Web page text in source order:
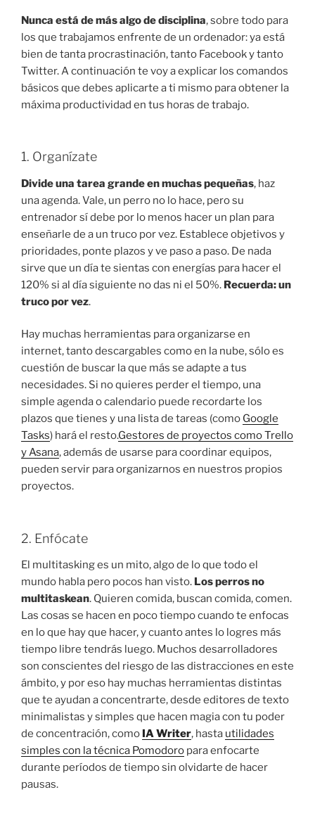
Nunca está de más algo de disciplina, sobre todo para
los que trabajamos enfrente de un ordenador: ya está
bien de tanta procrastinación, tanto Facebook y tanto
Twitter. A continuación te voy a explicar los comandos
básicos que debes aplicarte a ti mismo para obtener la
máxima productividad en tus horas de trabajo.
1. Organízate
Divide una tarea grande en muchas pequeñas, haz
una agenda. Vale, un perro no lo hace, pero su
entrenador sí debe por lo menos hacer un plan para
enseñarle de a un truco por vez. Establece objetivos y
prioridades, ponte plazos y ve paso a paso. De nada
sirve que un día te sientas con energías para hacer el
120% si al día siguiente no das ni el 50%. Recuerda: un
truco por vez.
Hay muchas herramientas para organizarse en
internet, tanto descargables como en la nube, sólo es
cuestión de buscar la que más se adapte a tus
necesidades. Si no quieres perder el tiempo, una
simple agenda o calendario puede recordarte los
plazos que tienes y una lista de tareas (como Google
Tasks) hará el resto.Gestores de proyectos como Trello
y Asana, además de usarse para coordinar equipos,
pueden servir para organizarnos en nuestros propios
proyectos.
2. Enfócate
El multitasking es un mito, algo de lo que todo el
mundo habla pero pocos han visto. Los perros no
multitaskean. Quieren comida, buscan comida, comen.
Las cosas se hacen en poco tiempo cuando te enfocas
en lo que hay que hacer, y cuanto antes lo logres más
tiempo libre tendrás luego. Muchos desarrolladores
son conscientes del riesgo de las distracciones en este
ámbito, y por eso hay muchas herramientas distintas
que te ayudan a concentrarte, desde editores de texto
minimalistas y simples que hacen magia con tu poder
de concentración, como IA Writer, hasta utilidades
simples con la técnica Pomodoro para enfocarte
durante períodos de tiempo sin olvidarte de hacer
pausas.